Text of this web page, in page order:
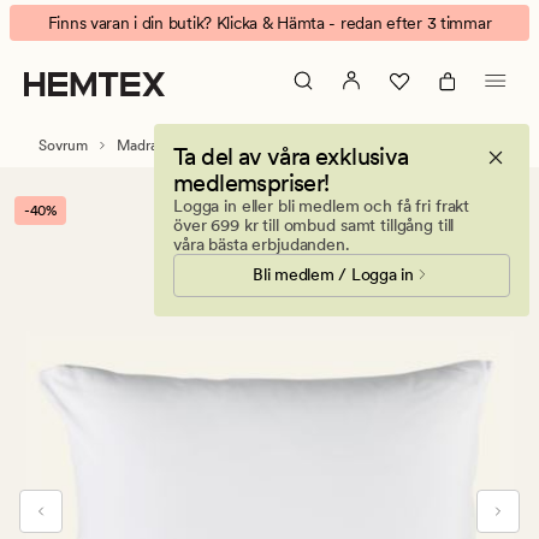
Jersey
kuddskydd
Animerad
banner.
Klicka
på
att
pausa.
Finns varan i din butik? Klicka & Hämta - redan efter 3 timmar
Ta del av våra exklusiva
medlemspriser!
Logga in eller bli medlem och få fri frakt
över 699 kr till ombud samt tillgång till
våra bästa erbjudanden.
Bli medlem / Logga in
Sovrum Madrasskydd & kuddskydd
-40%